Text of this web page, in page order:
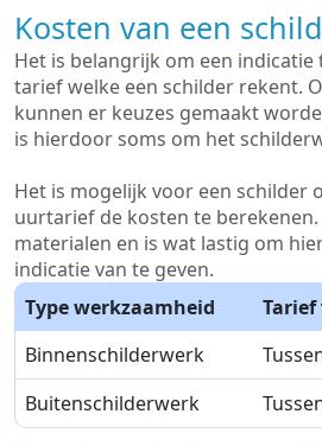
Kosten van een
Het is belangrijk om een indicatie
tarief welke een schilder rekent.
kunnen er keuzes gemaakt
is hierdoor soms om het
Het is mogelijk voor een schilder
uurtarief de kosten te
materialen en is wat lastig om
indicatie van te geven.
Type werkzaamheid
Tarief
Binnenschilderwerk
Buitenschilderwerk